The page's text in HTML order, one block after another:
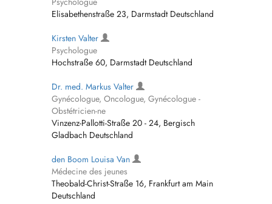
Elisabethenstraße 23, Darmstadt Deutschland
Kirsten Valter
Psychologue
Hochstraße 60, Darmstadt Deutschland
Dr. med. Markus Valter
Gynécologue, Oncologue, Gynécologue -
Obstétricien-ne
Vinzenz-Pallotti-Straße 20 - 24, Bergisch
Gladbach Deutschland
den Boom Louisa Van
Médecine des jeunes
Theobald-Christ-Straße 16, Frankfurt am Main
Deutschland